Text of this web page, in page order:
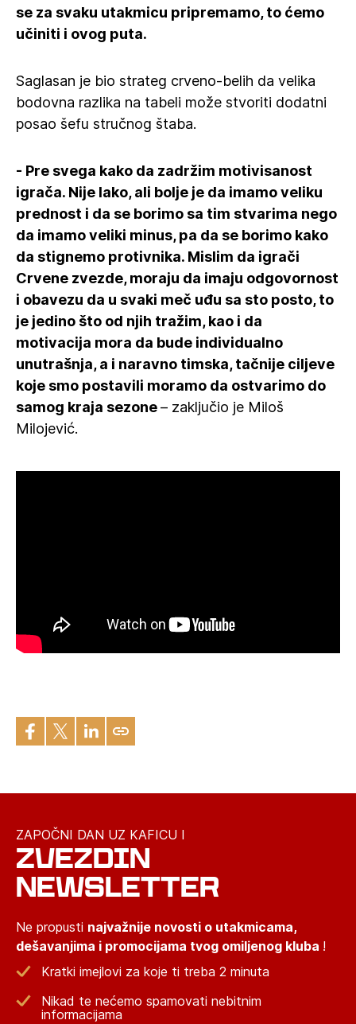
se za svaku utakmicu pripremamo, to ćemo
učiniti i ovog puta.
Saglasan je bio strateg crveno-belih da velika
bodovna razlika na tabeli može stvoriti dodatni
posao šefu stručnog štaba.
- Pre svega kako da zadržim motivisanost
igrača. Nije lako, ali bolje je da imamo veliku
prednost i da se borimo sa tim stvarima nego
da imamo veliki minus, pa da se borimo kako
da stignemo protivnika. Mislim da igrači
Crvene zvezde, moraju da imaju odgovornost
i obavezu da u svaki meč uđu sa sto posto, to
je jedino što od njih tražim, kao i da
motivacija mora da bude individualno
unutrašnja, a i naravno timska, tačnije ciljeve
koje smo postavili moramo da ostvarimo do
samog kraja sezone– zaključio je Miloš
Milojević.
ZAPOČNI DAN UZ KAFICU I
ZVEZDIN
NEWSLETTER
Ne propusti najvažnije novosti o utakmicama,
dešavanjima i promocijama tvog omiljenog kluba !
Kratki imejlovi za koje ti treba 2 minuta
Nikad te nećemo spamovati nebitnim
informacijama